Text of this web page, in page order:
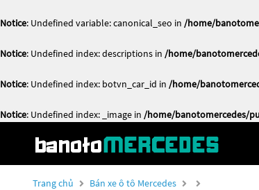
Notice: Undefined variable: canonical_seo in /home/
Notice: Undefined index: descriptions in /home/
Notice: Undefined index: botvn_car_id in /home/
Notice: Undefined index: _image in /home/banotomercedes/
Trang chủ Bán xe ô tô Mercedes